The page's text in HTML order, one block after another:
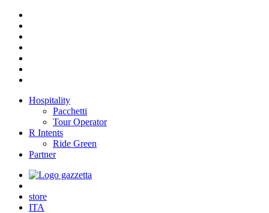
Hospitality
Pacchetti
Tour Operator
R Intents
Ride Green
Partner
store
ITA